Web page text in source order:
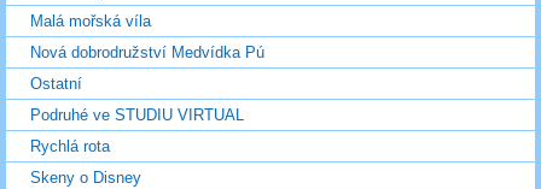
Malá mořská víla
Nová dobrodružství Medvídka Pú
Ostatní
Podruhé ve STUDIU VIRTUAL
Rychlá rota
Skeny o Disney